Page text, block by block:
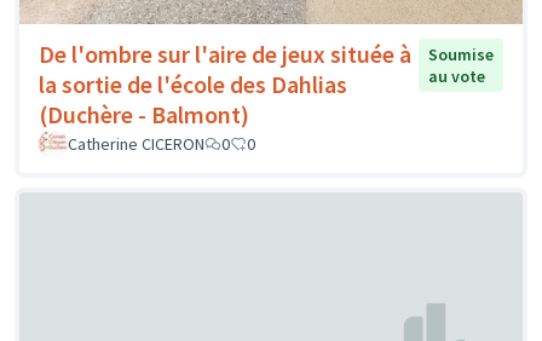
De l'ombre sur l'aire de jeux située à
la sortie de l'école des Dahlias
(Duchère - Balmont)
Soumise
au vote
Catherine CICERON 0 0